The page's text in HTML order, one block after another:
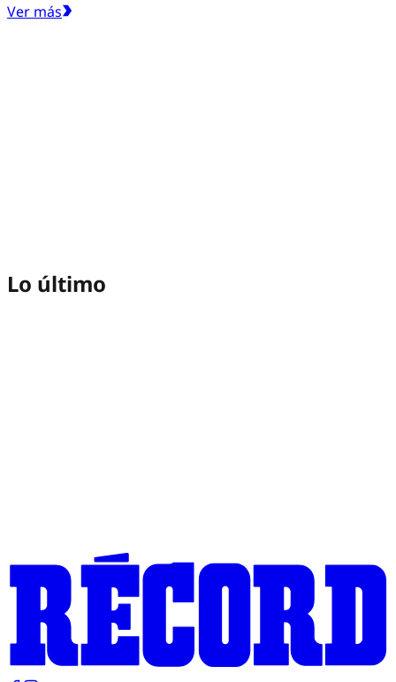
Ver más
Lo último